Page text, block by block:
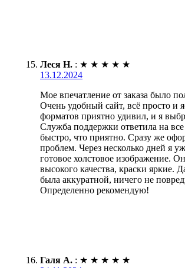
Леся Н. : ★ ★ ★ ★ ★
13.12.2024
Мое впечатление от заказа было
Очень удобный сайт, всё просто и
форматов приятно удивил, и я
Служба поддержки ответила на
быстро, что приятно. Сразу же
проблем. Через несколько дней я
готовое холстовое изображение.
высокого качества, краски яркие.
была аккуратной, ничего не
Определенно рекомендую!
Галя А. : ★ ★ ★ ★ ★